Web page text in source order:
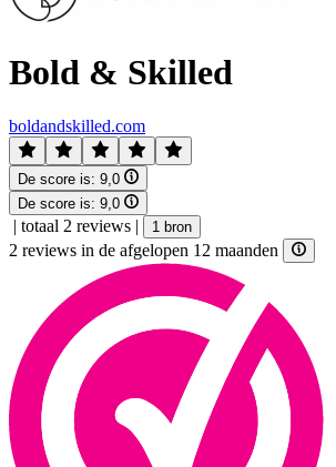
Bold & Skilled
boldandskilled.com
De score is: 9,0
De score is: 9,0
| totaal 2 reviews | 1 bron
2 reviews in de afgelopen 12 maanden